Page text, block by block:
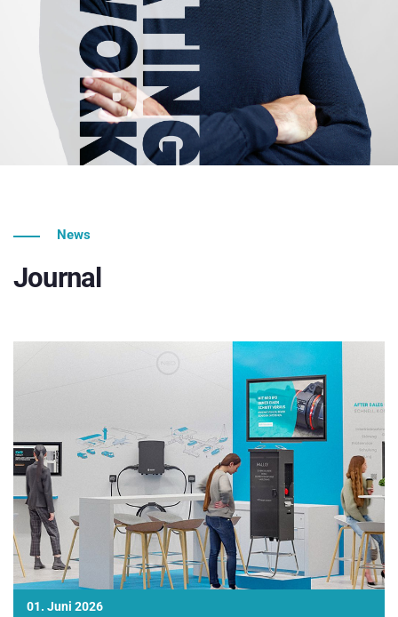
News
Journal
01. Juni 2026